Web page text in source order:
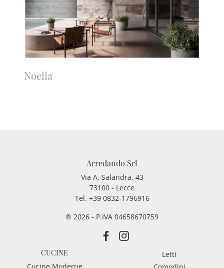
Noelia
Arredando Srl
Via A. Salandra, 43
73100 - Lecce
Tel. +39 0832-1796916
® 2026 - P.IVA 04658670759
CUCINE
Letti